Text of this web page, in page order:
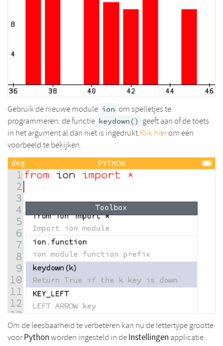
Gebruik de nieuwe module ion om spelletjes te
programmeren: de functie keydown() geeft aan of de toets
in het argument al dan niet is ingedrukt.Klik hierom een
voorbeeld te bekijken.
Om de leesbaarheid te verbeteren kan nu de lettertype grootte
voorPythonworden ingesteld in deInstellingen applicatie.